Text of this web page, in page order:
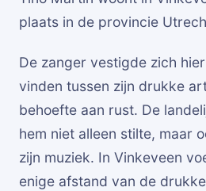
plaats in de provincie
De zanger vestigde zich
vinden tussen zijn drukke
behoefte aan rust. De
hem niet alleen stilte, maar
zijn muziek. In Vinkeveen
enige afstand van de